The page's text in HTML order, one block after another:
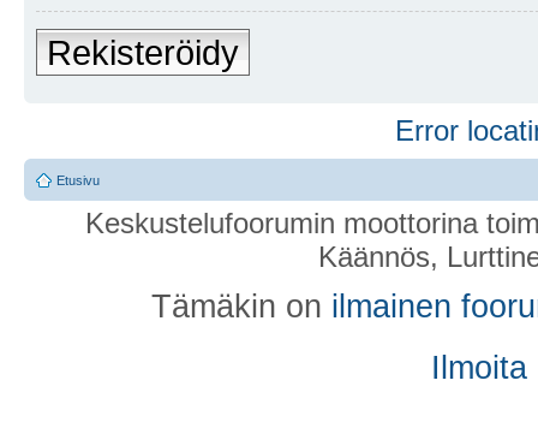
Rekisteröidy
Error
Etusivu
Keskustelufoorumin moottorina
Käännös,
Tämäkin on ilmainen